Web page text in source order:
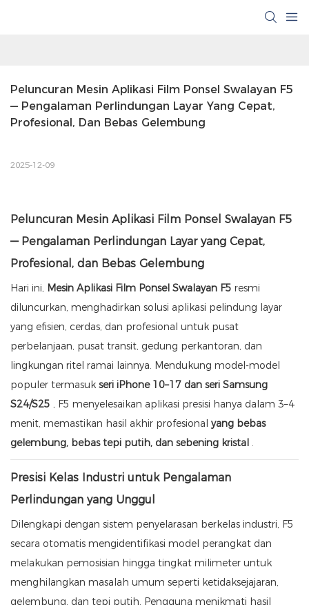
Peluncuran Mesin Aplikasi Film Ponsel Swalayan F5
— Pengalaman Perlindungan Layar Yang Cepat,
Profesional, Dan Bebas Gelembung
2025-12-09
Peluncuran Mesin Aplikasi Film Ponsel Swalayan F5
— Pengalaman Perlindungan Layar yang Cepat,
Profesional, dan Bebas Gelembung
Hari ini, Mesin Aplikasi Film Ponsel Swalayan F5 resmi
diluncurkan, menghadirkan solusi aplikasi pelindung layar
yang efisien, cerdas, dan profesional untuk pusat
perbelanjaan, pusat transit, gedung perkantoran, dan
lingkungan ritel ramai lainnya. Mendukung model-model
populer termasuk seri iPhone 10–17 dan seri Samsung
S24/S25 , F5 menyelesaikan aplikasi presisi hanya dalam 3–4
menit, memastikan hasil akhir profesional yang bebas
gelembung, bebas tepi putih, dan sebening kristal .
Presisi Kelas Industri untuk Pengalaman
Perlindungan yang Unggul
Dilengkapi dengan sistem penyelarasan berkelas industri, F5
secara otomatis mengidentifikasi model perangkat dan
melakukan pemosisian hingga tingkat milimeter untuk
menghilangkan masalah umum seperti ketidaksejajaran,
gelembung, dan tepi putih. Pengguna menikmati hasil